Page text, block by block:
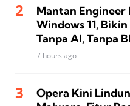
Mantan
Windows 11,
Tanpa AI, Tanpa
7 hours ago
Opera Kini